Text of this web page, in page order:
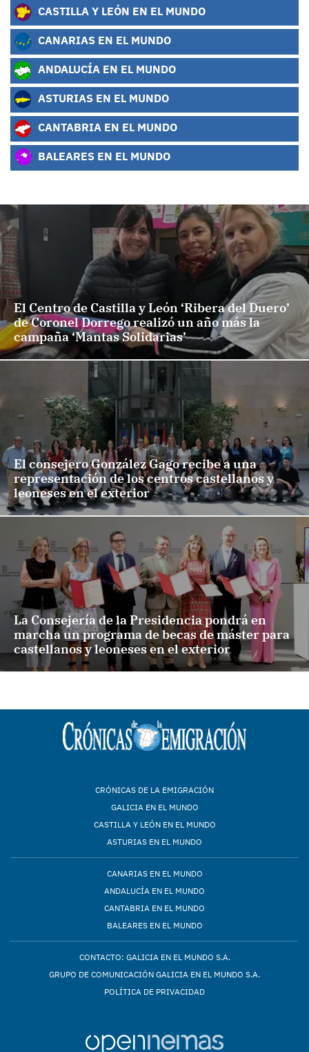
CASTILLA Y LEÓN EN EL MUNDO
CANARIAS EN EL MUNDO
ANDALUCÍA EN EL MUNDO
ASTURIAS EN EL MUNDO
CANTABRIA EN EL MUNDO
BALEARES EN EL MUNDO
El Centro de Castilla y León ‘Ribera del Duero’
de Coronel Dorrego realizó un año más la
campaña ‘Mantas Solidarias’
El consejero González Gago recibe a una
representación de los centros castellanos y
leoneses en el exterior
La Consejería de la Presidencia pondrá en
marcha un programa de becas de máster para
castellanos y leoneses en el exterior
CRÓNICAS DE LA EMIGRACIÓN
GALICIA EN EL MUNDO
CASTILLA Y LEÓN EN EL MUNDO
ASTURIAS EN EL MUNDO
CANARIAS EN EL MUNDO
ANDALUCÍA EN EL MUNDO
CANTABRIA EN EL MUNDO
BALEARES EN EL MUNDO
CONTACTO: GALICIA EN EL MUNDO S.A.
GRUPO DE COMUNICACIÓN GALICIA EN EL MUNDO S.A.
POLÍTICA DE PRIVACIDAD